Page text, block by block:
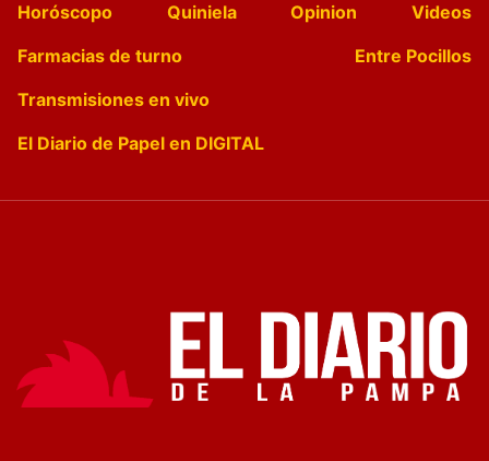
Horóscopo
Quiniela Opinion
Videos
Farmacias de turno
Entre Pocillos
Transmisiones en vivo
El Diario de Papel en DIGITAL